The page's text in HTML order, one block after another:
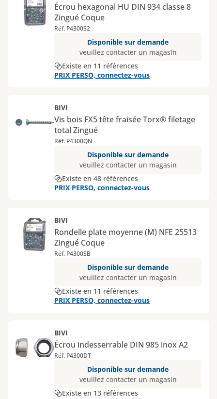
Écrou hexagonal HU DIN 934 classe 8
Zingué Coque
Réf. P4300S2
Disponible sur demande
veuillez contacter un magasin
Existe en 11 références
PRIX PERSO, connectez-vous
BIVI
Vis bois FX5 tête fraisée Torx® filetage
total Zingué
Réf. P4300QN
Disponible sur demande
veuillez contacter un magasin
Existe en 48 références
PRIX PERSO, connectez-vous
BIVI
Rondelle plate moyenne (M) NFE 25513
Zingué Coque
Réf. P4300SB
Disponible sur demande
veuillez contacter un magasin
Existe en 11 références
PRIX PERSO, connectez-vous
BIVI
Écrou indesserrable DIN 985 inox A2
Réf. P4300DT
Disponible sur demande
veuillez contacter un magasin
Existe en 13 références